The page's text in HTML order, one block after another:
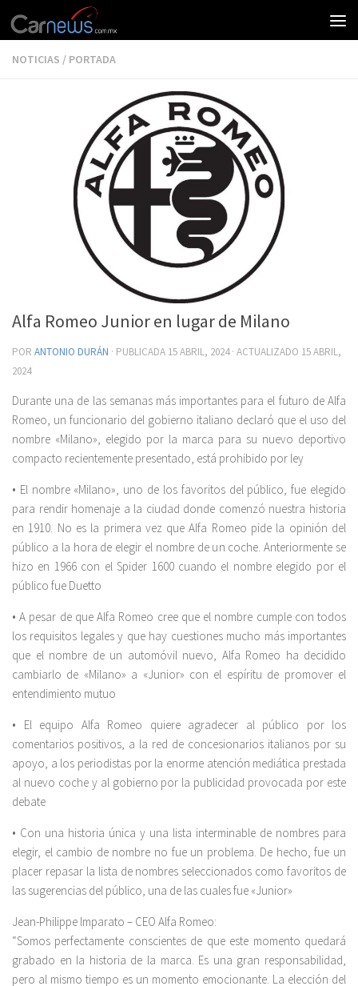
NOTICIAS / PORTADA
Alfa Romeo Junior en lugar de Milano
POR ANTONIO DURÁN · PUBLICADA 15 ABRIL, 2024· ACTUALIZADO 15 ABRIL,
2024
Durante una de las semanas más importantes para el futuro de Alfa
Romeo, un funcionario del gobierno italiano declaró que el uso del
nombre «Milano», elegido por la marca para su nuevo deportivo
compacto recientemente presentado, está prohibido por ley
• El nombre «Milano», uno de los favoritos del público, fue elegido
para rendir homenaje a la ciudad donde comenzó nuestra historia
en 1910. No es la primera vez que Alfa Romeo pide la opinión del
público a la hora de elegir el nombre de un coche. Anteriormente se
hizo en 1966 con el Spider 1600 cuando el nombre elegido por el
público fue Duetto
• A pesar de que Alfa Romeo cree que el nombre cumple con todos
los requisitos legales y que hay cuestiones mucho más importantes
que el nombre de un automóvil nuevo, Alfa Romeo ha decidido
cambiarlo de «Milano» a «Junior» con el espíritu de promover el
entendimiento mutuo
• El equipo Alfa Romeo quiere agradecer al público por los
comentarios positivos, a la red de concesionarios italianos por su
apoyo, a los periodistas por la enorme atención mediática prestada
al nuevo coche y al gobierno por la publicidad provocada por este
debate
• Con una historia única y una lista interminable de nombres para
elegir, el cambio de nombre no fue un problema. De hecho, fue un
placer repasar la lista de nombres seleccionados como favoritos de
las sugerencias del público, una de las cuales fue «Junior»
Jean-Philippe Imparato – CEO Alfa Romeo:
“Somos perfectamente conscientes de que este momento quedará
grabado en la historia de la marca. Es una gran responsabilidad,
pero al mismo tiempo es un momento emocionante. La elección del